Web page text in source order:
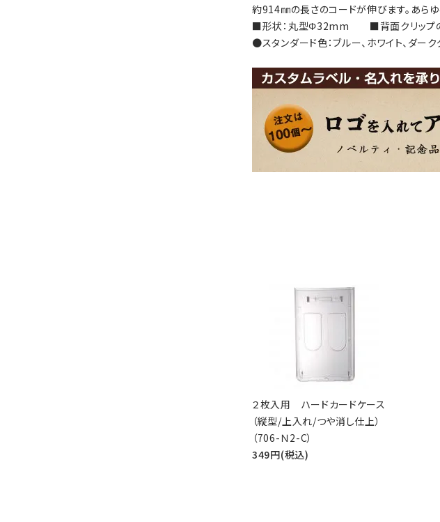
約914㎜の長さのコードが伸びます。あら
■形状：丸型Φ32mm ■背面クリップの
●スタンダード色：ブルー、ホワイト、ダーク
２枚入用 ハードカードケース
（縦型/上入れ/つや消し仕上）
（706-Ｎ2-C）
349円(税込)